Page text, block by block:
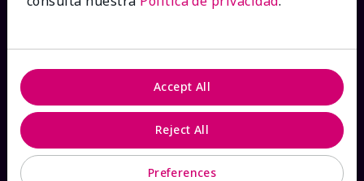
Contáctanos
Catálogos interactivos
Preguntas frecuentes
Preferences
Reject All
Accept All